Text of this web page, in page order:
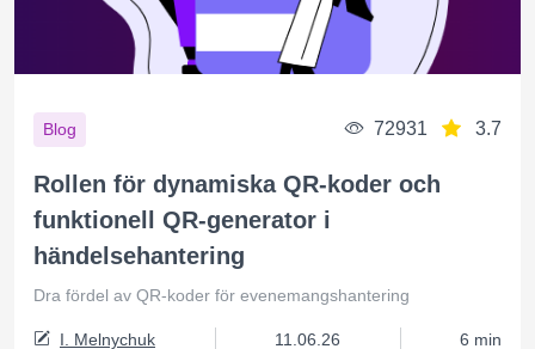
Blog 72931 3.7
Rollen för dynamiska QR-koder och
funktionell QR-generator i
händelsehantering
Dra fördel av QR-koder för evenemangshantering
I. Melnychuk 11.06.26 6 min